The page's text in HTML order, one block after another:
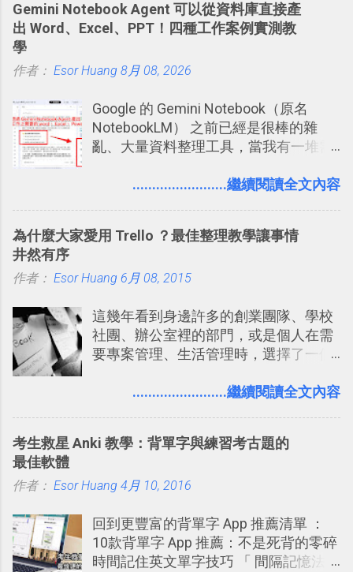
時帶來好心情，二方面事後就是最好的
旅遊回憶之一。 自訂地圖還能跟朋友共
旅行地圖。
片？而且最好能不花時間、立即拿到、
價格也不貴呢？ 如果家裡沒有印表機
相館，那麼這時候 「便利商店」同樣也
可以立即拿到，操作流程也十分簡單。
之前我在電腦玩物分享過：「 不需買印
表機也免隨身碟， 7-11 全家雲端列印超
發： 同樣的不需買印表機、不需隨身
Gemini Notebook Agent 可以從資料庫直接產
出 Word、Excel、PPT！四種工作案例實測教
學
作者： Esor Huang 8月 08, 2026
Google 的 Gemini Notebook（原名
NotebookLM） 之前已經是很棒的雜
亂、大量資料整理工具，當我有一堆需
量格式不一的混亂工作文件需要彙整，
Codex 這樣的 AI 工作作進階處理。
........................繼續閱讀全文內容
為什麼大家愛用 Trello ？最佳整理教學讓事情
井然有序
作者： Esor Huang 6月 08, 2015
這幾年看到身邊許多的創業團隊、學校
社團、辦公室裡的部門，或是個人在需
要專案管理、生活管理時，選擇了一個
一個什麼樣的管理工具，讓這麼多人都
念」的管理教學文章： 把 Evernote 當
Google Drive 變身 Trello ！幫雲端硬碟
著 Trello ，卻還沒有在電腦玩物上寫過
一篇完整的介紹！雖然錯過了幾年前第
一時間推薦 Trello 的時機，但在這段時
........................繼續閱讀全文內容
考生救星 Anki 教學：背單字與練習考古題的
最佳軟體
作者： Esor Huang 4月 10, 2016
回到更豐富的背單字 App 推薦清單 ：
10款背單字 App 推薦：不是死背的零碎
時間記住英文單字技巧 「 間隔記憶法